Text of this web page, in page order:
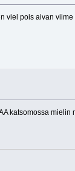
viel pois aivan
katsomossa